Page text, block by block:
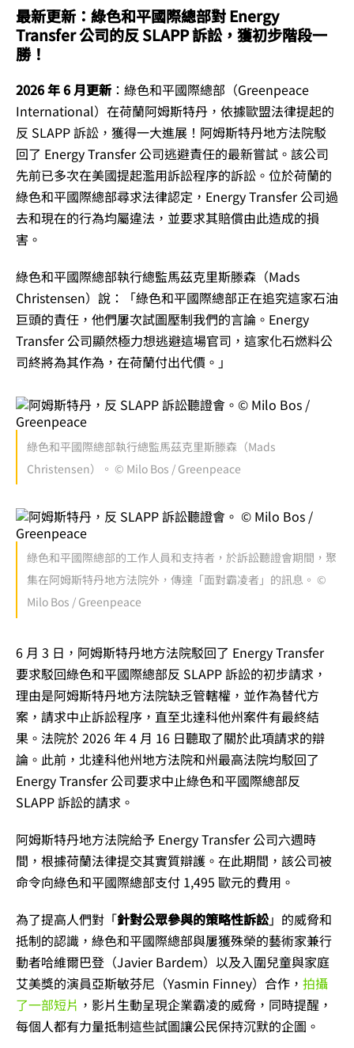
最新更新：綠色和平國際總部對 Energy
Transfer 公司的反 SLAPP 訴訟，獲初步階段一
勝！
2026 年 6 月更新 ：綠色和平國際總部（Greenpeace
International）在荷蘭阿姆斯特丹， 依據歐盟法律提起的
反 SLAPP 訴訟，獲得一大進展！阿姆斯特丹地方法院駁
回了 Energy Transfer 公司逃避責任的最新嘗試。該公司
先前已多次在美國提起濫用訴訟程序的訴訟。位於荷蘭的
綠色和平國際總部尋求法律認定，Energy Transfer 公司過
去和現在的行為均屬違法，並要求其賠償由此造成的損
害。
綠色和平國際總部執行總監馬茲克里斯滕森（Mads
Christensen）說：「綠色和平國際總部正在追究這家石油
巨頭的責任，他們屢次試圖壓制我們的言論。Energy
Transfer 公司顯然極力想逃避這場官司，這家化石燃料公
司終將為其作為，在荷蘭付出代價。」
綠色和平國際總部執行總監馬茲克里斯滕森（Mads
Christensen）。 © Milo Bos / Greenpeace
綠色和平國際總部的工作人員和支持者，於訴訟聽證會期間，聚
集在阿姆斯特丹地方法院外，傳達「面對霸凌者」的訊息。 ©
Milo Bos / Greenpeace
6 月 3 日，阿姆斯特丹地方法院駁回了 Energy Transfer
要求駁回綠色和平國際總部反 SLAPP 訴訟的初步請求，
理由是阿姆斯特丹地方法院缺乏管轄權，並作為替代方
案，請求中止訴訟程序，直至北達科他州案件有最終結
果。法院於 2026 年 4 月 16 日聽取了關於此項請求的辯
論。此前，北達科他州地方法院和州最高法院均駁回了
Energy Transfer 公司要求中止綠色和平國際總部反
SLAPP 訴訟的請求。
阿姆斯特丹地方法院給予 Energy Transfer 公司六週時
間，根據荷蘭法律提交其實質辯護。在此期間，該公司被
命令向綠色和平國際總部支付 1,495 歐元的費用。
為了提高人們對 「針對公眾參與的策略性訴訟」的威脅和
抵制的認識，綠色和平國際總部與屢獲殊榮的藝術家兼行
動者哈維爾巴登（Javier Bardem）以及入圍兒童與家庭
艾美獎的演員亞斯敏芬尼（Yasmin Finney）合作， 拍攝
了一部短片 ，影片生動呈現企業霸凌的威脅，同時提醒，
每個人都有力量抵制這些試圖讓公民保持沉默的企圖。